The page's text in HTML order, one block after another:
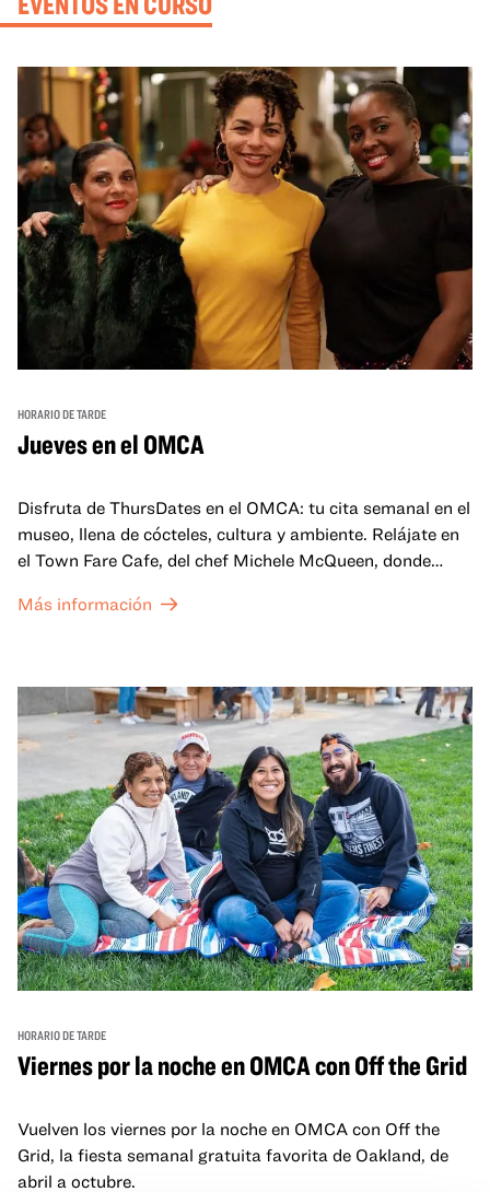
HORARIO DE TARDE
Jueves en el OMCA
Disfruta de ThursDates en el OMCA: tu cita semanal en el
museo, llena de cócteles, cultura y ambiente. Relájate en
el Town Fare Cafe, del chef Michele McQueen, donde
fondo, o explora las galerías, que cobran vida por la noche
adultos!
Más información
HORARIO DE TARDE
Viernes por la noche en OMCA con Off the Grid
Vuelven los viernes por la noche en OMCA con Off the
Grid, la fiesta semanal gratuita favorita de Oakland, de
abril a octubre.